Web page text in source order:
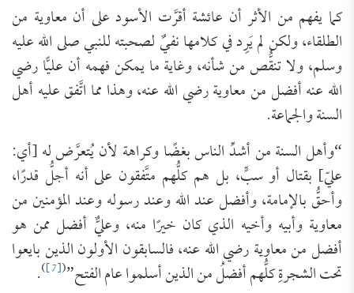
كما يفهم من الأثر أن عائشة أقرَّت الأسود على أن معاوية من
الطلقاء، ولكن لم يَرِد في كلامها نفيٌ لصحبته للنبي صلى الله عليه
وسلم، ولا تنقُّص من شأنه، وغاية ما يمكن فهمه أن عليًّا رضي
الله عنه أفضل من معاوية رضي الله عنه، وهذا مما اتَّفق عليه أهل
السنة والجماعة.
“وأهل السنة من أشدِّ الناس بغضًا وكراهة لأن يُتعرَّض له [أي:
عليّ] بقتال أو سبٍّ، بل هم كلُّهم متَّفقون على أنه أجلُّ قدرًا،
وأحقُّ بالإمامة، وأفضل عند الله وعند رسوله وعند المؤمنين من
معاوية وأبيه وأخيه الذي كان خيرًا منه، وعليٌّ أفضل ممن هو
أفضل من معاوية رضي الله عنه، فالسابقون الأولون الذين بايعوا
تحت الشجرةِ كلُّهم أفضلُ من الذين أسلموا عام الفتح”(
[7]
)
.